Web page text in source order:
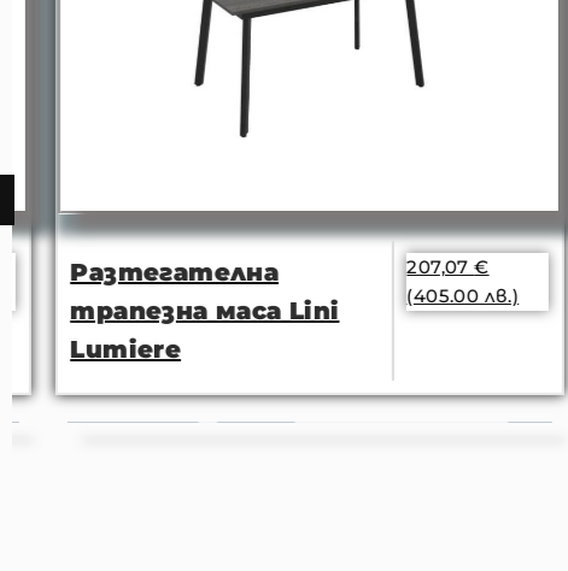
Разтегателна
трапезна маса Lini
Lumiere
207,07€
(405.00 лв.)